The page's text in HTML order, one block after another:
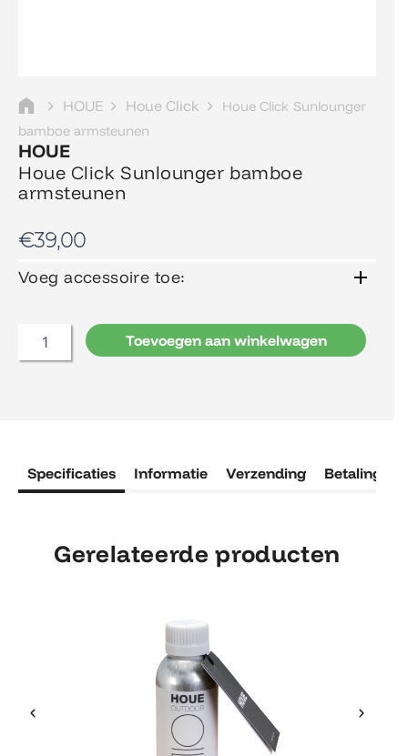
HOUE Houe Click
Houe Click Sunlounger
bamboe armsteunen
HOUE
Houe Click Sunlounger bamboe
armsteunen
€39,00
Voeg accessoire toe:
Houe
armsteunen
aantal
Toevoegen aan winkelwagen
Specificaties Informatie Verzending Betaling
Gerelateerde producten